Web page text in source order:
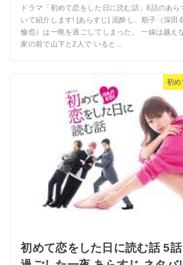
ドラマ「初めて恋をした日に読む話」6話のあ
いて紹介します! [あらすじ] 泥酔し、順子（深田
倫也）は一晩を過ごしてしまった。 一線は越え
家の前で山下と2人で いると...
初め
初めて恋をした日に読む話 5